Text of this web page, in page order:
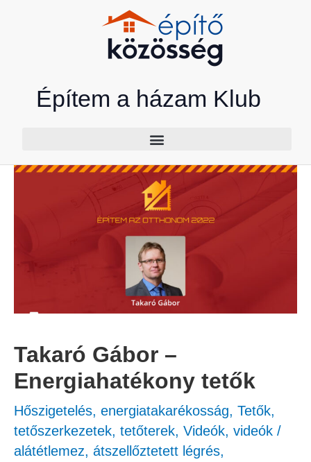
Építem a házam Klub
Takaró Gábor –
Energiahatékony tetők
Hőszigetelés, energiatakarékosság, Tetők,
tetőszerkezetek, tetőterek, Videók, videók /
alátétlemez, átszellőztetett légrés,